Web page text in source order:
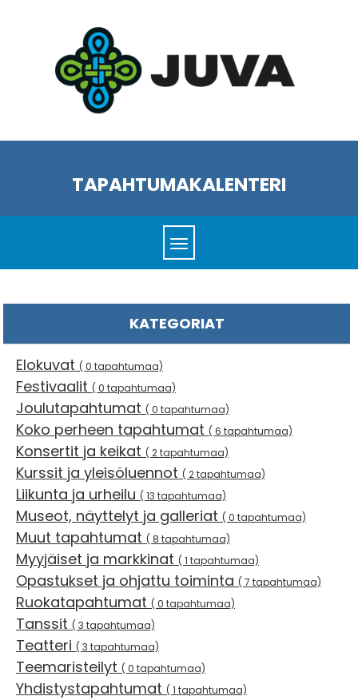
TAPAHTUMAKALENTERI
KATEGORIAT
Elokuvat ( 0 tapahtumaa)
Festivaalit ( 0 tapahtumaa)
Joulutapahtumat ( 0 tapahtumaa)
Koko perheen tapahtumat ( 6 tapahtumaa)
Konsertit ja keikat ( 2 tapahtumaa)
Kurssit ja yleisöluennot ( 2 tapahtumaa)
Liikunta ja urheilu ( 13 tapahtumaa)
Museot, näyttelyt ja galleriat ( 0 tapahtumaa)
Muut tapahtumat ( 8 tapahtumaa)
Myyjäiset ja markkinat ( 1 tapahtumaa)
Opastukset ja ohjattu toiminta ( 7 tapahtumaa)
Ruokatapahtumat ( 0 tapahtumaa)
Tanssit ( 3 tapahtumaa)
Teatteri ( 3 tapahtumaa)
Teemaristeilyt ( 0 tapahtumaa)
Yhdistystapahtumat ( 1 tapahtumaa)